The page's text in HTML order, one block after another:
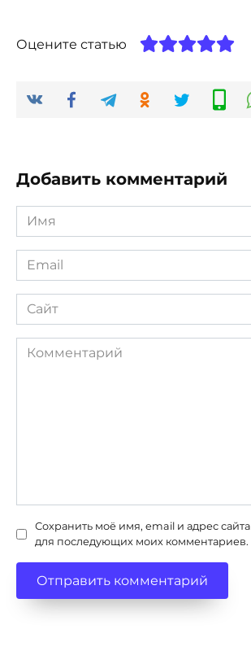
Оцените статью
Добавить комментарий
Имя
*
Email
*
Сайт
Комментарий
Сохранить моё имя, email и адрес
для последующих моих комментариев.